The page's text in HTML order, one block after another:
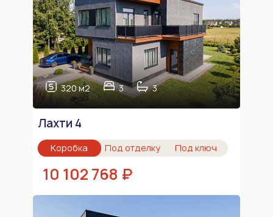
320 м2 3 3
Лахти 4
Коробка Под отделку Под ключ
10 102 768 ₽